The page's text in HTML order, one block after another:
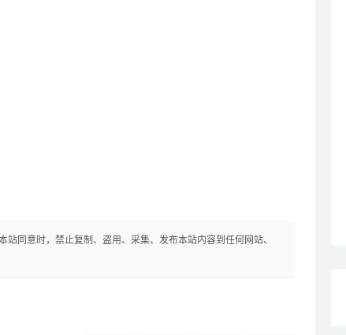
同意时，禁止复制、盗用、采集、发布本站内容到任何网站、